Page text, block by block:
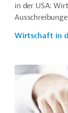
in der USA:
Wirtschaft in